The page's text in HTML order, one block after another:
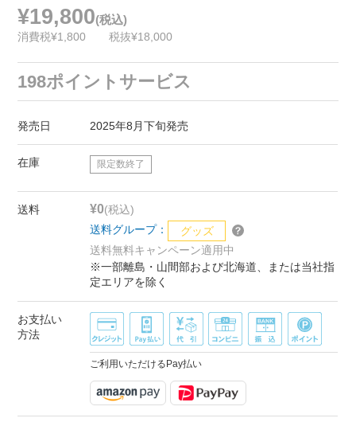
¥19,800(税込)
消費税¥1,800 税抜¥18,000
198ポイントサービス
発売日 2025年8月下旬発売
在庫 限定数終了
送料 ¥0(税込)
送料グループ：
グッズ
送料無料キャンペーン適用中
※一部離島・山間部および北海道、または当社指
定エリアを除く
お支払い
方法
ご利用いただけるPay払い